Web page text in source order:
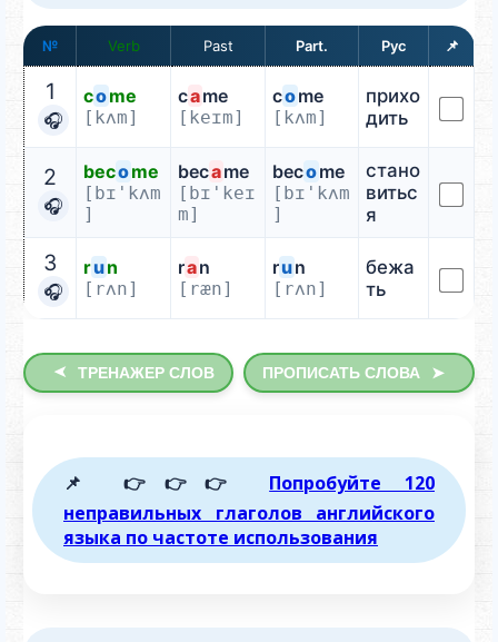
№ Verb 📌
1
🎧
come
[kʌm]
came
[keɪm]
come
[kʌm]
прихо
дить
2
🎧
become
[bɪ'kʌm
]
became
[bɪ'keɪ
m]
become
[bɪ'kʌm
]
стано
витьс
я
3
🎧
run
[rʌn]
ran
[ræn]
run
[rʌn]
бежа
ть
➤ ТРЕНАЖЕР СЛОВ ПРОПИСАТЬ СЛОВА ➤
📌 👉👉👉 Попробуйте 120
неправильных глаголов английского
языка по частоте использования